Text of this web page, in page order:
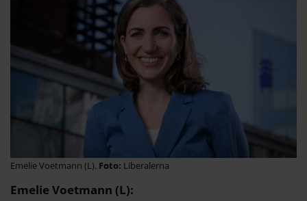
Emelie Voetmann (L). Liberalerna
Emelie Voetmann (L):